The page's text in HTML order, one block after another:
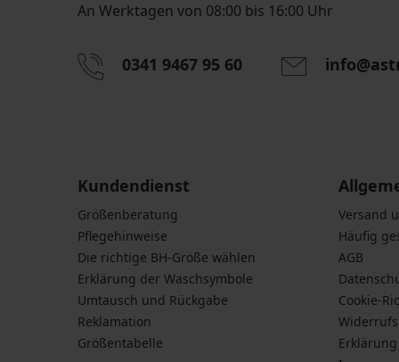
An Werktagen von 08:00 bis 16:00 Uhr
0341 9467 95 60
Kundendienst
Größenberatung
Pflegehinweise
Die richtige BH-Größe wählen
Erklärung der Waschsymbole
Umtausch und Rückgabe
Reklamation
Größentabelle
Versand
Häufig
AGB
Cookie-